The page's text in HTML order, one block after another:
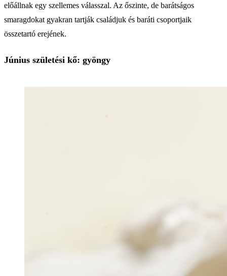
előállnak egy szellemes válasszal. Az őszinte, de barátságos
smaragdokat gyakran tartják családjuk és baráti csoportjaik
összetartó erejének.
Június születési kő: gyöngy